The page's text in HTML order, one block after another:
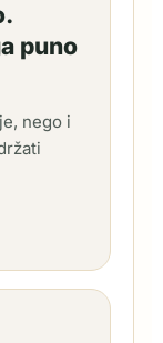
puno
nego i